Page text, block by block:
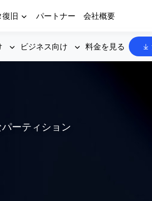
復旧 パートナー 会社概要
ビジネス向け 料金を見る
ーティション